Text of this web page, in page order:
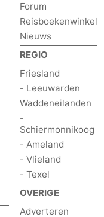
Forum
Reisboekenwinkel
Nieuws
REGIO
Friesland
- Leeuwarden
Waddeneilanden
-
Schiermonnikoog
- Ameland
- Vlieland
- Texel
OVERIGE
Adverteren